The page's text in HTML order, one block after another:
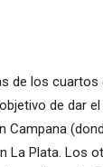
los
de dar
Plata.